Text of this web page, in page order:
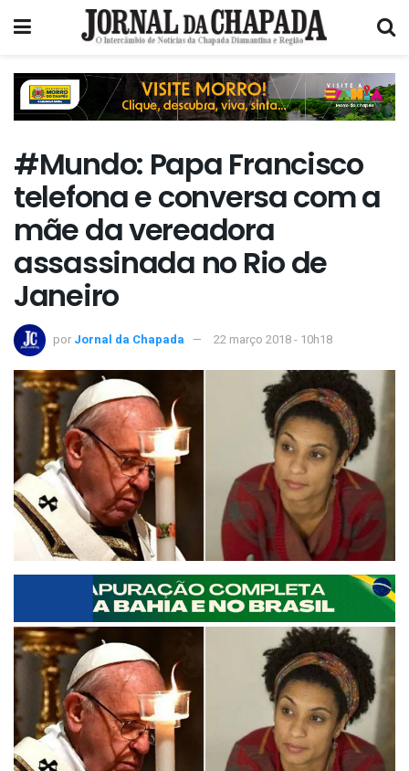
#Mundo: Papa Francisco
telefona e conversa com a
mãe da vereadora
assassinada no Rio de
Janeiro
por Jornal da Chapada 22 março 2018 - 10h18